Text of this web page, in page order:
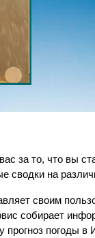
за то, что вы
сводки на
своим
собирает
прогноз погоды